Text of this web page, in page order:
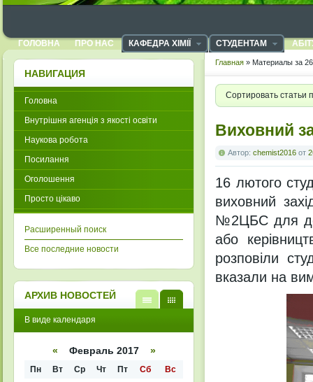
ГОЛОВНА ПРО НАС КАФЕДРА ХІМІЇ СТУДЕНТАМ
Главная » Материалы за
Сортировать статьи
Виховний
Автор: chemist2016 от
16 лютого
виховний
№2ЦБС для
або
розповіли
вказали на
НАВИГАЦИЯ
Головна
Внутрішня агенція з якості освіти
Наукова робота
Посилання
Оголошення
Просто цікаво
Расширенный поиск
Все последние новости
АРХИВ НОВОСТЕЙ
кален
списк
В виде календаря
« Февраль 2017 »
Пн Вт Ср Чт Пт Сб
Вс